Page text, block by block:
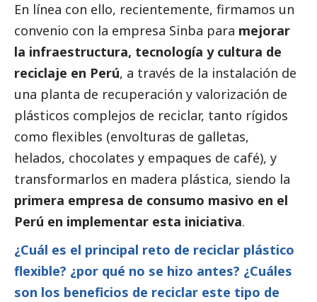
En línea con ello, recientemente, firmamos un
convenio con la empresa Sinba para mejorar
la infraestructura, tecnología y cultura de
reciclaje en Perú, a través de la instalación de
una planta de recuperación y valorización de
plásticos complejos de reciclar, tanto rígidos
como flexibles (envolturas de galletas,
helados, chocolates y empaques de café), y
transformarlos en madera plástica, siendo la
primera empresa de consumo masivo en el
Perú en implementar esta iniciativa.
¿Cuál es el principal reto de reciclar plástico
flexible? ¿por qué no se hizo antes? ¿Cuáles
son los beneficios de reciclar este tipo de